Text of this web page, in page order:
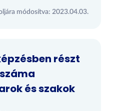
módosítva: 2023.04.03.
részt
és szakok